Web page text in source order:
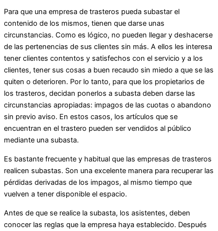
Para que una empresa de trasteros pueda subastar el
contenido de los mismos, tienen que darse unas
circunstancias. Como es lógico, no pueden llegar y deshacerse
de las pertenencias de sus clientes sin más. A ellos les interesa
tener clientes contentos y satisfechos con el servicio y a los
clientes, tener sus cosas a buen recaudo sin miedo a que se las
quiten o deterioren. Por lo tanto, para que los propietarios de
los trasteros, decidan ponerlos a subasta deben darse las
circunstancias apropiadas: impagos de las cuotas o abandono
sin previo aviso. En estos casos, los artículos que se
encuentran en el trastero pueden ser vendidos al público
mediante una subasta.
Es bastante frecuente y habitual que las empresas de trasteros
realicen subastas. Son una excelente manera para recuperar las
pérdidas derivadas de los impagos, al mismo tiempo que
vuelven a tener disponible el espacio.
Antes de que se realice la subasta, los asistentes, deben
conocer las reglas que la empresa haya establecido. Después